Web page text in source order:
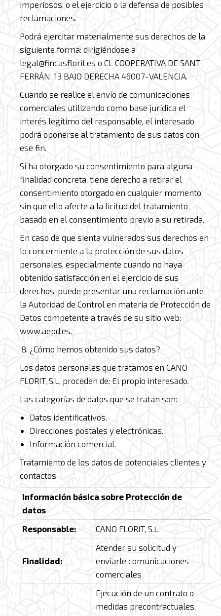
imperiosos, o el ejercicio o la defensa de posibles
reclamaciones.
Podrá ejercitar materialmente sus derechos de la
siguiente forma: dirigiéndose a
legal@fincasflorit.es o CL COOPERATIVA DE SANT
FERRÁN, 13 BAJO DERECHA 46007-VALENCIA.
Cuando se realice el envío de comunicaciones
comerciales utilizando como base jurídica el
interés legítimo del responsable, el interesado
podrá oponerse al tratamiento de sus datos con
ese fin.
Si ha otorgado su consentimiento para alguna
finalidad concreta, tiene derecho a retirar el
consentimiento otorgado en cualquier momento,
sin que ello afecte a la licitud del tratamiento
basado en el consentimiento previo a su retirada.
En caso de que sienta vulnerados sus derechos en
lo concerniente a la protección de sus datos
personales, especialmente cuando no haya
obtenido satisfacción en el ejercicio de sus
derechos, puede presentar una reclamación ante
la Autoridad de Control en materia de Protección de
Datos competente a través de su sitio web:
www.aepd.es.
¿Cómo hemos obtenido sus datos?
Los datos personales que tratamos en CANO
FLORIT, S.L. proceden de: El propio interesado.
Las categorías de datos que se tratan son:
Datos identificativos.
Direcciones postales y electrónicas.
Información comercial.
Tratamiento de los datos de potenciales clientes y
contactos
Información básica sobre Protección de
datos
Responsable:
CANO FLORIT, S.L.
Finalidad:
Atender su solicitud y
enviarle comunicaciones
comerciales
Ejecución de un contrato o
medidas precontractuales.